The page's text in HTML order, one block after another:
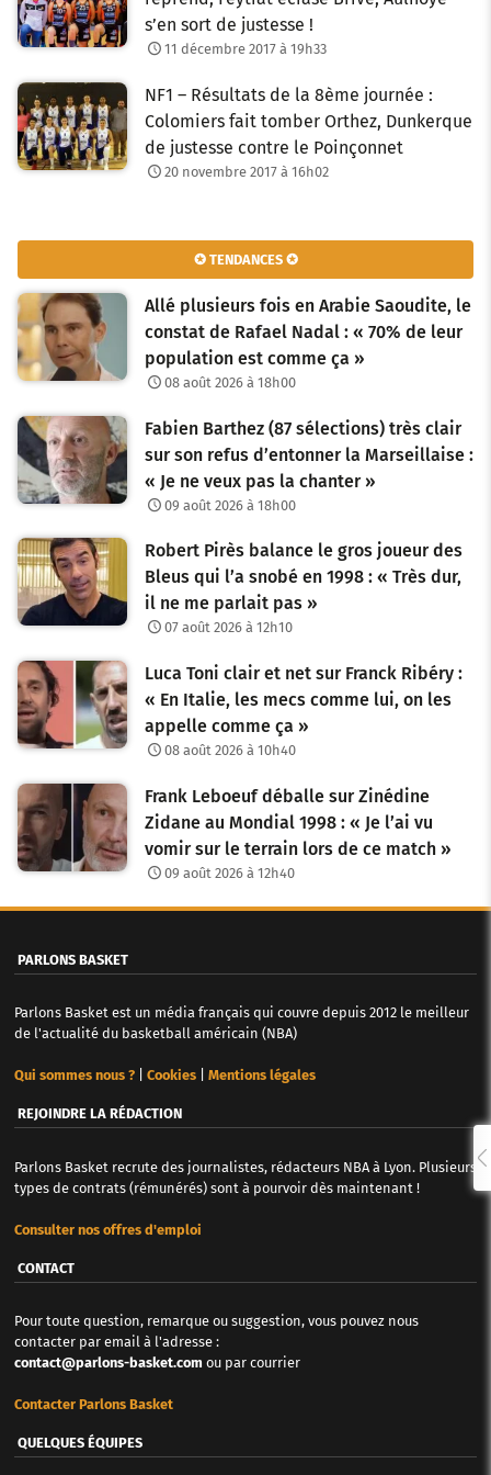
s’en sort de justesse !
11 décembre 2017 à 19h33
NF1 – Résultats de la 8ème journée :
Colomiers fait tomber Orthez, Dunkerque
de justesse contre le Poinçonnet
20 novembre 2017 à 16h02
✪ TENDANCES ✪
Allé plusieurs fois en Arabie Saoudite, le
constat de Rafael Nadal : « 70% de leur
population est comme ça »
08 août 2026 à 18h00
Fabien Barthez (87 sélections) très clair
sur son refus d’entonner la Marseillaise :
« Je ne veux pas la chanter »
09 août 2026 à 18h00
Robert Pirès balance le gros joueur des
Bleus qui l’a snobé en 1998 : « Très dur,
il ne me parlait pas »
07 août 2026 à 12h10
Luca Toni clair et net sur Franck Ribéry :
« En Italie, les mecs comme lui, on les
appelle comme ça »
08 août 2026 à 10h40
Frank Leboeuf déballe sur Zinédine
Zidane au Mondial 1998 : « Je l’ai vu
vomir sur le terrain lors de ce match »
09 août 2026 à 12h40
PARLONS BASKET
Parlons Basket est un média français qui couvre depuis 2012 le meilleur
de l'actualité du basketball américain (NBA)
Qui sommes nous ?| Cookies| Mentions légales
REJOINDRE LA RÉDACTION
Parlons Basket recrute des journalistes, rédacteurs NBA à Lyon. Plusieurs
types de contrats (rémunérés) sont à pourvoir dès maintenant !
Consulter nos offres d'emploi
CONTACT
Pour toute question, remarque ou suggestion, vous pouvez nous
contacter par email à l'adresse :
contact@parlons-basket.com ou par courrier
Contacter Parlons Basket
QUELQUES ÉQUIPES